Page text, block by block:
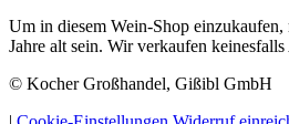
Um in diesem Wein-Shop einzukaufen,
Jahre alt sein. Wir verkaufen
© Kocher Großhandel, Gißibl GmbH